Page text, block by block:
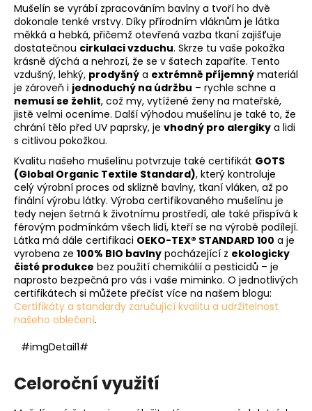
Mušelín se vyrábí zpracováním bavlny a tvoří ho dvě
dokonale tenké vrstvy. Díky přírodním vláknům je látka
měkká a hebká, přičemž otevřená vazba tkaní zajišťuje
dostatečnou cirkulaci vzduchu. Skrze tu vaše pokožka
krásně dýchá a nehrozí, že se v šatech zapaříte. Tento
vzdušný, lehký, prodyšný a extrémně příjemný materiál
je zároveň i jednoduchý na údržbu – rychle schne a
nemusí se žehlit, což my, vytížené ženy na mateřské,
jistě velmi oceníme. Další výhodou mušelínu je také to, že
chrání tělo před UV paprsky, je vhodný pro alergiky a lidi
s citlivou pokožkou.
Kvalitu našeho mušelínu potvrzuje také certifikát GOTS
(Global Organic Textile Standard), který kontroluje
celý výrobní proces od sklizně bavlny, tkaní vláken, až po
finální výrobu látky. Výroba certifikovaného mušelínu je
tedy nejen šetrná k životnímu prostředí, ale také přispívá k
férovým podmínkám všech lidí, kteří se na výrobě podílejí.
Látka má dále certifikaci OEKO-TEX® STANDARD 100 a je
vyrobena ze 100% BIO bavlny pocházející z ekologicky
čisté produkce bez použití chemikálií a pesticidů – je
naprosto bezpečná pro vás i vaše miminko. O jednotlivých
certifikátech si můžete přečíst více na našem blogu:
Certifikáty a standardy zaručující kvalitu a udržitelnost
našeho oblečení.
#imgDetail1#
Celoroční využití